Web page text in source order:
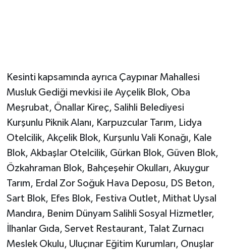
Kesinti kapsamında ayrıca Çaypınar Mahallesi
Musluk Gediği mevkisi ile Ayçelik Blok, Oba
Meşrubat, Önallar Kireç, Salihli Belediyesi
Kurşunlu Piknik Alanı, Karpuzcular Tarım, Lidya
Otelcilik, Akçelik Blok, Kurşunlu Vali Konağı, Kale
Blok, Akbaşlar Otelcilik, Gürkan Blok, Güven Blok,
Özkahraman Blok, Bahçeşehir Okulları, Akuygur
Tarım, Erdal Zor Soğuk Hava Deposu, DS Beton,
Sart Blok, Efes Blok, Festiva Outlet, Mithat Uysal
Mandıra, Benim Dünyam Salihli Sosyal Hizmetler,
İlhanlar Gıda, Servet Restaurant, Talat Zurnacı
Meslek Okulu, Uluçınar Eğitim Kurumları, Onuşlar